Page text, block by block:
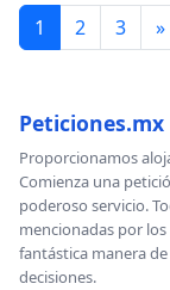
1 2 3 »
Peticiones.mx
Proporcionamos
Comienza una
poderoso servicio.
mencionadas por
fantástica manera
decisiones.